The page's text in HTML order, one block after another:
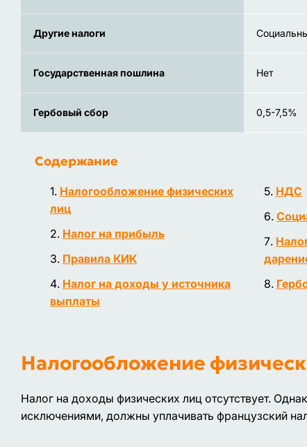
Другие налоги
Государственная пошлина Нет
Гербовый сбор 0,5-7,5%
Содержание
Налогообложение физических
лиц
Налог на прибыль
Правила КИК
Налог на доходы у источника
выплаты
НДС
Налогообложение
Налог на доходы физических лиц отсутствует.
исключениями, должны уплачивать французский